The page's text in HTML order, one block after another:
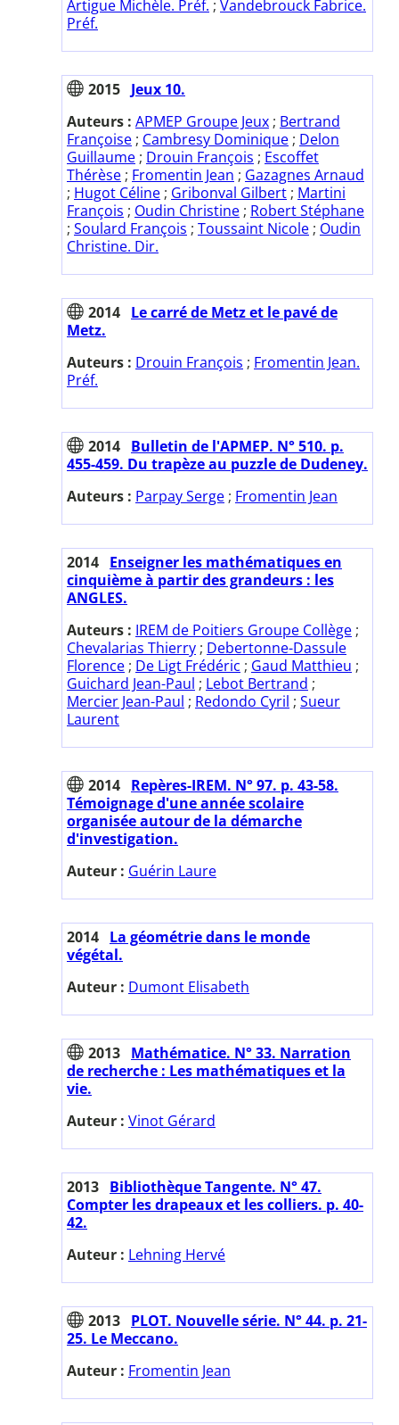
Artigue Michèle. Préf. ; Vandebrouck Fabrice.
Préf.
2015 Jeux 10.
Auteurs : APMEP Groupe Jeux ; Bertrand
Françoise ; Cambresy Dominique ; Delon
Guillaume ; Drouin François ; Escoffet
Thérèse ; Fromentin Jean ; Gazagnes Arnaud
; Hugot Céline ; Gribonval Gilbert ; Martini
François ; Oudin Christine ; Robert Stéphane
; Soulard François ; Toussaint Nicole ; Oudin
Christine. Dir.
2014 Le carré de Metz et le pavé de
Metz.
Auteurs : Drouin François ; Fromentin Jean.
Préf.
2014 Bulletin de l'APMEP. N° 510. p.
455-459. Du trapèze au puzzle de Dudeney.
Auteurs : Parpay Serge ; Fromentin Jean
2014 Enseigner les mathématiques en
cinquième à partir des grandeurs : les
ANGLES.
Auteurs : IREM de Poitiers Groupe Collège ;
Chevalarias Thierry ; Debertonne-Dassule
Florence ; De Ligt Frédéric ; Gaud Matthieu ;
Guichard Jean-Paul ; Lebot Bertrand ;
Mercier Jean-Paul ; Redondo Cyril ; Sueur
Laurent
2014 Repères-IREM. N° 97. p. 43-58.
Témoignage d'une année scolaire
organisée autour de la démarche
d'investigation.
Auteur : Guérin Laure
2014 La géométrie dans le monde
végétal.
Auteur : Dumont Elisabeth
2013 Mathématice. N° 33. Narration
de recherche : Les mathématiques et la
vie.
Auteur : Vinot Gérard
2013 Bibliothèque Tangente. N° 47.
Compter les drapeaux et les colliers. p. 40-
42.
Auteur : Lehning Hervé
2013 PLOT. Nouvelle série. N° 44. p. 21-
25. Le Meccano.
Auteur : Fromentin Jean